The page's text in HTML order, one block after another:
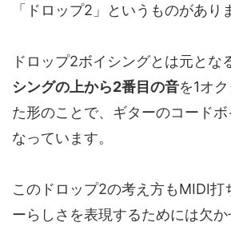
「ドロップ2」というものがあり
ドロップ2ボイシングとは元とな
シングの上から2番目の音を1オ
た形のことで、ギターのコード
なっています。
このドロップ2の考え方もMIDI打
ーらしさを表現するためには欠か